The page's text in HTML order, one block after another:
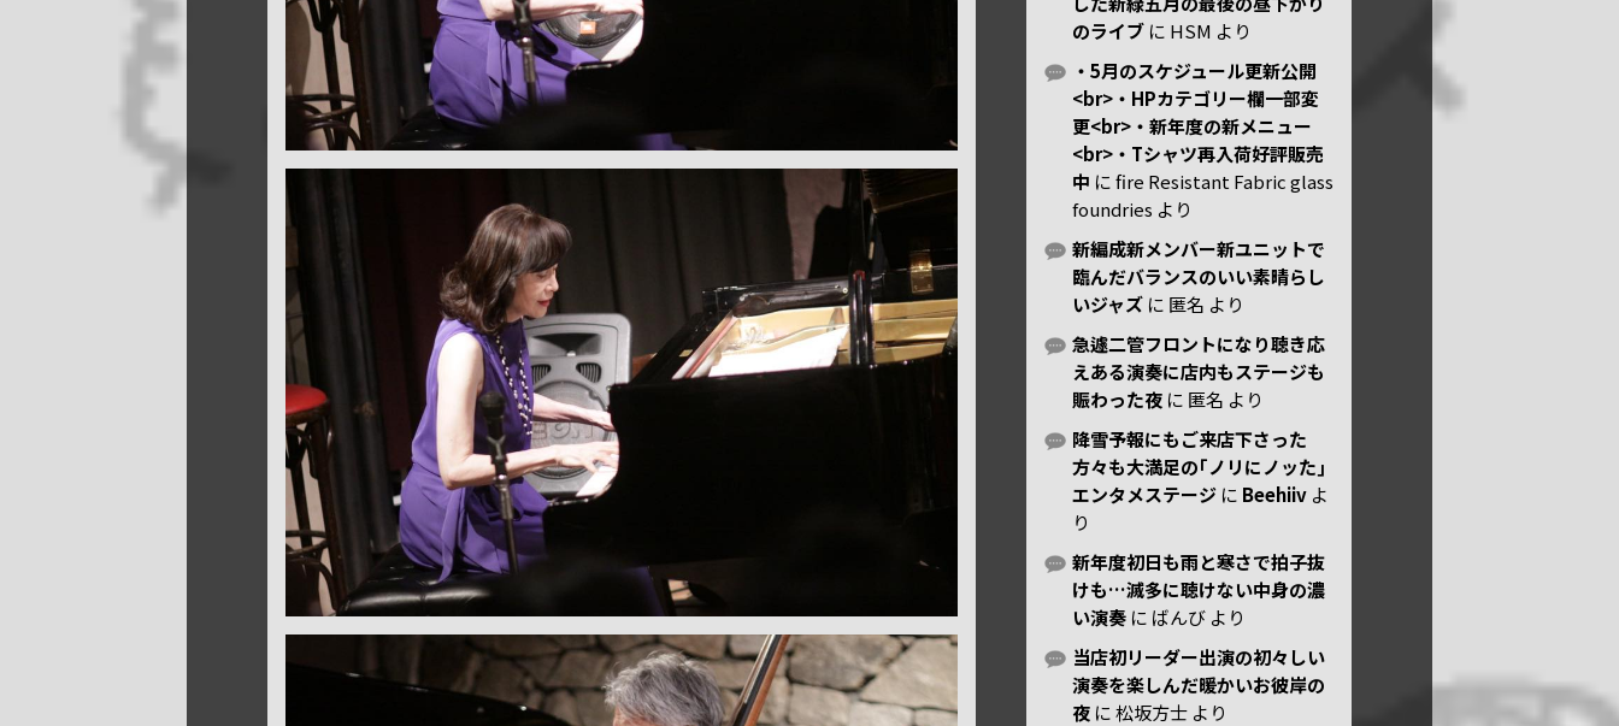
のライブ に HSM より
・5月のスケジュール更新公開
<br>・HPカテゴリー欄一部変
更<br>・新年度の新メニュー
<br>・Tシャツ再入荷好評販売
中 にfire Resistant Fabric glass
foundries より
新編成新メンバー新ユニットで
臨んだバランスのいい素晴らし
いジャズ に 匿名 より
急遽二管フロントになり聴き応
えある演奏に店内もステージも
賑わった夜 に 匿名 より
降雪予報にもご来店下さった
方々も大満足の｢ノリにノッた｣
エンタメステージ に Beehiiv よ
り
新年度初日も雨と寒さで拍子抜
けも…滅多に聴けない中身の濃
い演奏 に ばんび より
当店初リーダー出演の初々しい
演奏を楽しんだ暖かいお彼岸の
夜 に松坂方士 より